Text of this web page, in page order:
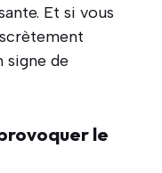
Et si vous
signe de
le